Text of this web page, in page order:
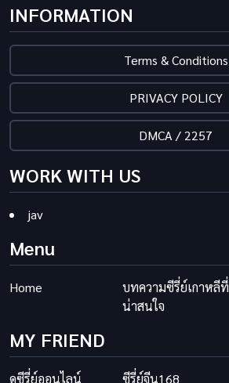
INFORMATION
Terms & Conditions
PRIVACY POLICY
DMCA / 2257
WORK WITH US
jav
Menu
Home
บทความซีรี่ย์เกาหลีที่
น่าสนใจ
MY FRIEND
ดูซีรี่ย์ออนไลน์ ซีรี่ย์จีน168